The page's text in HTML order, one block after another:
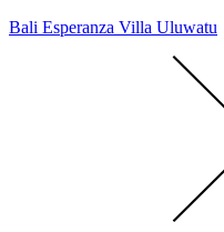
Bali Esperanza Villa Uluwatu